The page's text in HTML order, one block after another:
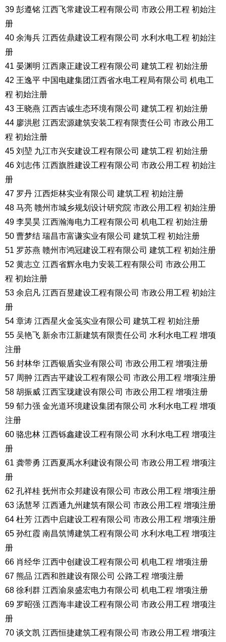
39 彭遵铭 江西飞常建设工程有限公司 市政公用工程 初始注
册
40 余海兵 江西佐鼎建设工程有限公司 水利水电工程 初始注
册
41 晏渊明 江西康正建设工程有限公司 建筑工程 初始注册
42 王逸平 中国电建集团江西省水电工程局有限公司 机电工
程 初始注册
43 王晓燕 江西吉诚生态环境有限公司 建筑工程 初始注册
44 廖洪慰 江西宏源建筑安装工程有限责任公司 市政公用工
程 初始注册
45 刘堃 九江市兴安建设工程有限公司 建筑工程 初始注册
46 刘志伟 江西旗胜建设工程有限公司 市政公用工程 初始注
册
47 罗丹 江西炬林实业有限公司 建筑工程 初始注册
48 马亮 赣州市城乡规划设计研究院 市政公用工程 初始注册
49 李昊昊 江西瀚海电力工程有限公司 机电工程 初始注册
50 曹梦结 瑞昌市富谦实业有限公司 建筑工程 初始注册
51 罗苏燕 赣州市鸿冠建设工程有限公司 建筑工程 初始注册
52 黄志立 江西省辉永电力安装工程有限公司 市政公用工
程 初始注册
53 余启凡 江西百昱建设工程有限公司 市政公用工程 初始注
册
54 章涛 江西星火金笺实业有限公司 建筑工程 初始注册
55 吴艳飞 新余市江新建筑有限责任公司 水利水电工程 增项
注册
56 封林华 江西银盾实业有限公司 市政公用工程 增项注册
57 周翀 江西吉平建设工程有限公司 市政公用工程 增项注册
58 胡振威 江西宝珑建设有限公司 市政公用工程 增项注册
59 郁力强 金光道环境建设集团有限公司 水利水电工程 增项
注册
60 骆忠林 江西铄鑫建设工程有限公司 水利水电工程 增项注
册
61 龚带勇 江西夏禹水利建设有限公司 市政公用工程 增项注
册
62 孔祥桂 抚州市众邦建设有限公司 市政公用工程 增项注册
63 汤慧琴 江西通九州建筑有限公司 市政公用工程 增项注册
64 杜芳 江西中启建设工程有限公司 市政公用工程 增项注册
65 孙红霞 南昌筑博建筑工程有限公司 水利水电工程 增项注
册
66 肖经华 江西中创建设工程有限公司 机电工程 增项注册
67 熊品 江西和胜建设有限公司 公路工程 增项注册
68 徐利群 江西渝泉盛宏电力有限公司 机电工程 增项注册
69 罗昭强 江西海丰建设工程有限公司 市政公用工程 增项注
册
70 谈文凯 江西恒捷建筑工程有限公司 市政公用工程 增项注